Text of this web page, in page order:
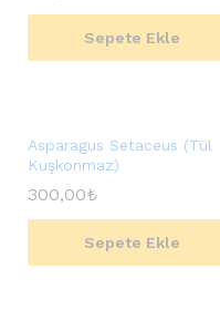
Sepete Ekle
Asparagus Setaceus (Tül
Kuşkonmaz)
300,00₺
Sepete Ekle